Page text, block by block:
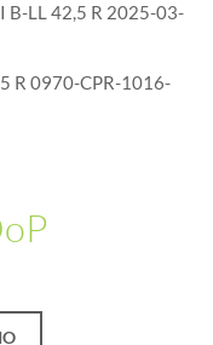
B-LL 42,5 R 2025-03-
R 0970-CPR-1016-